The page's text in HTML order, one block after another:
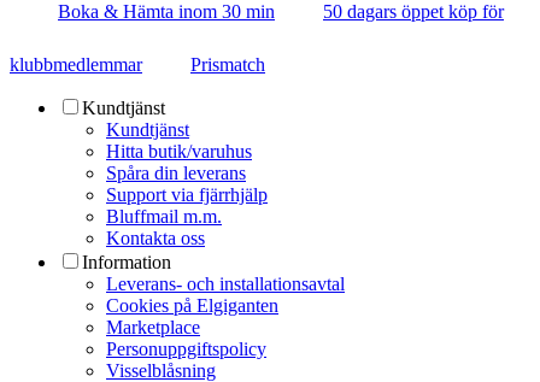
Boka & Hämta inom 30 min 50 dagars öppet köp för
klubbmedlemmar Prismatch
Kundtjänst
Kundtjänst
Hitta butik/varuhus
Spåra din leverans
Support via fjärrhjälp
Bluffmail m.m.
Kontakta oss
Information
Leverans- och installationsavtal
Cookies på Elgiganten
Marketplace
Personuppgiftspolicy
Visselblåsning